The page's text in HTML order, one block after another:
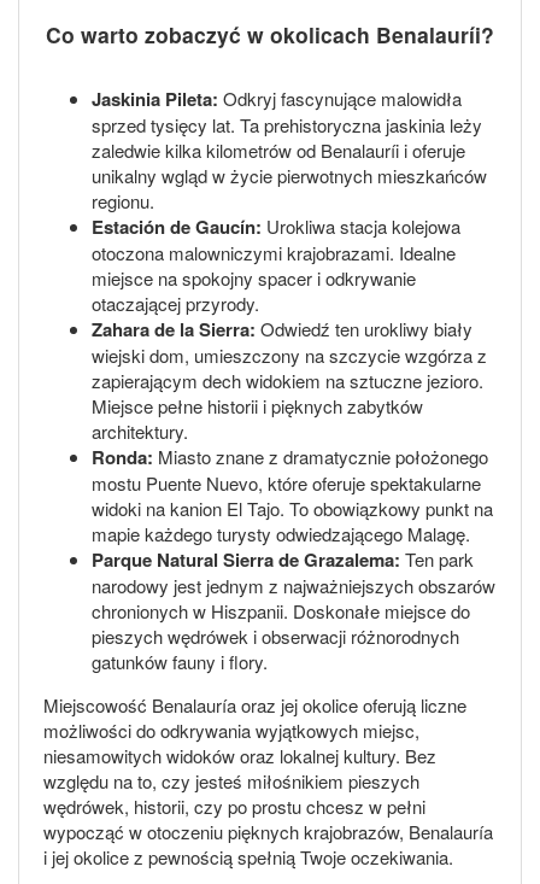
Co warto zobaczyć w okolicach Benalauríi?
Jaskinia Pileta: Odkryj fascynujące malowidła
sprzed tysięcy lat. Ta prehistoryczna jaskinia leży
zaledwie kilka kilometrów od Benalauríi i oferuje
unikalny wgląd w życie pierwotnych mieszkańców
regionu.
Estación de Gaucín: Urokliwa stacja kolejowa
otoczona malowniczymi krajobrazami. Idealne
miejsce na spokojny spacer i odkrywanie
otaczającej przyrody.
Zahara de la Sierra: Odwiedź ten urokliwy biały
wiejski dom, umieszczony na szczycie wzgórza z
zapierającym dech widokiem na sztuczne jezioro.
Miejsce pełne historii i pięknych zabytków
architektury.
Ronda: Miasto znane z dramatycznie położonego
mostu Puente Nuevo, które oferuje spektakularne
widoki na kanion El Tajo. To obowiązkowy punkt na
mapie każdego turysty odwiedzającego Malagę.
Parque Natural Sierra de Grazalema: Ten park
narodowy jest jednym z najważniejszych obszarów
chronionych w Hiszpanii. Doskonałe miejsce do
pieszych wędrówek i obserwacji różnorodnych
gatunków fauny i flory.
Miejscowość Benalauría oraz jej okolice oferują liczne
możliwości do odkrywania wyjątkowych miejsc,
niesamowitych widoków oraz lokalnej kultury. Bez
względu na to, czy jesteś miłośnikiem pieszych
wędrówek, historii, czy po prostu chcesz w pełni
wypocząć w otoczeniu pięknych krajobrazów, Benalauría
i jej okolice z pewnością spełnią Twoje oczekiwania.